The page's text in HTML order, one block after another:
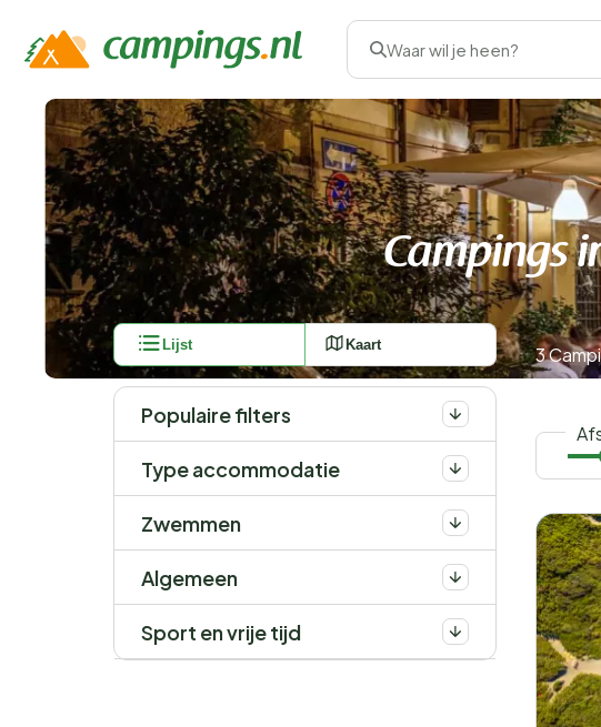
Waar wil je heen?
Campings
Lijst Kaart
Populaire filters
Type accommodatie
Zwemmen
Algemeen
Sport en vrije tijd
3